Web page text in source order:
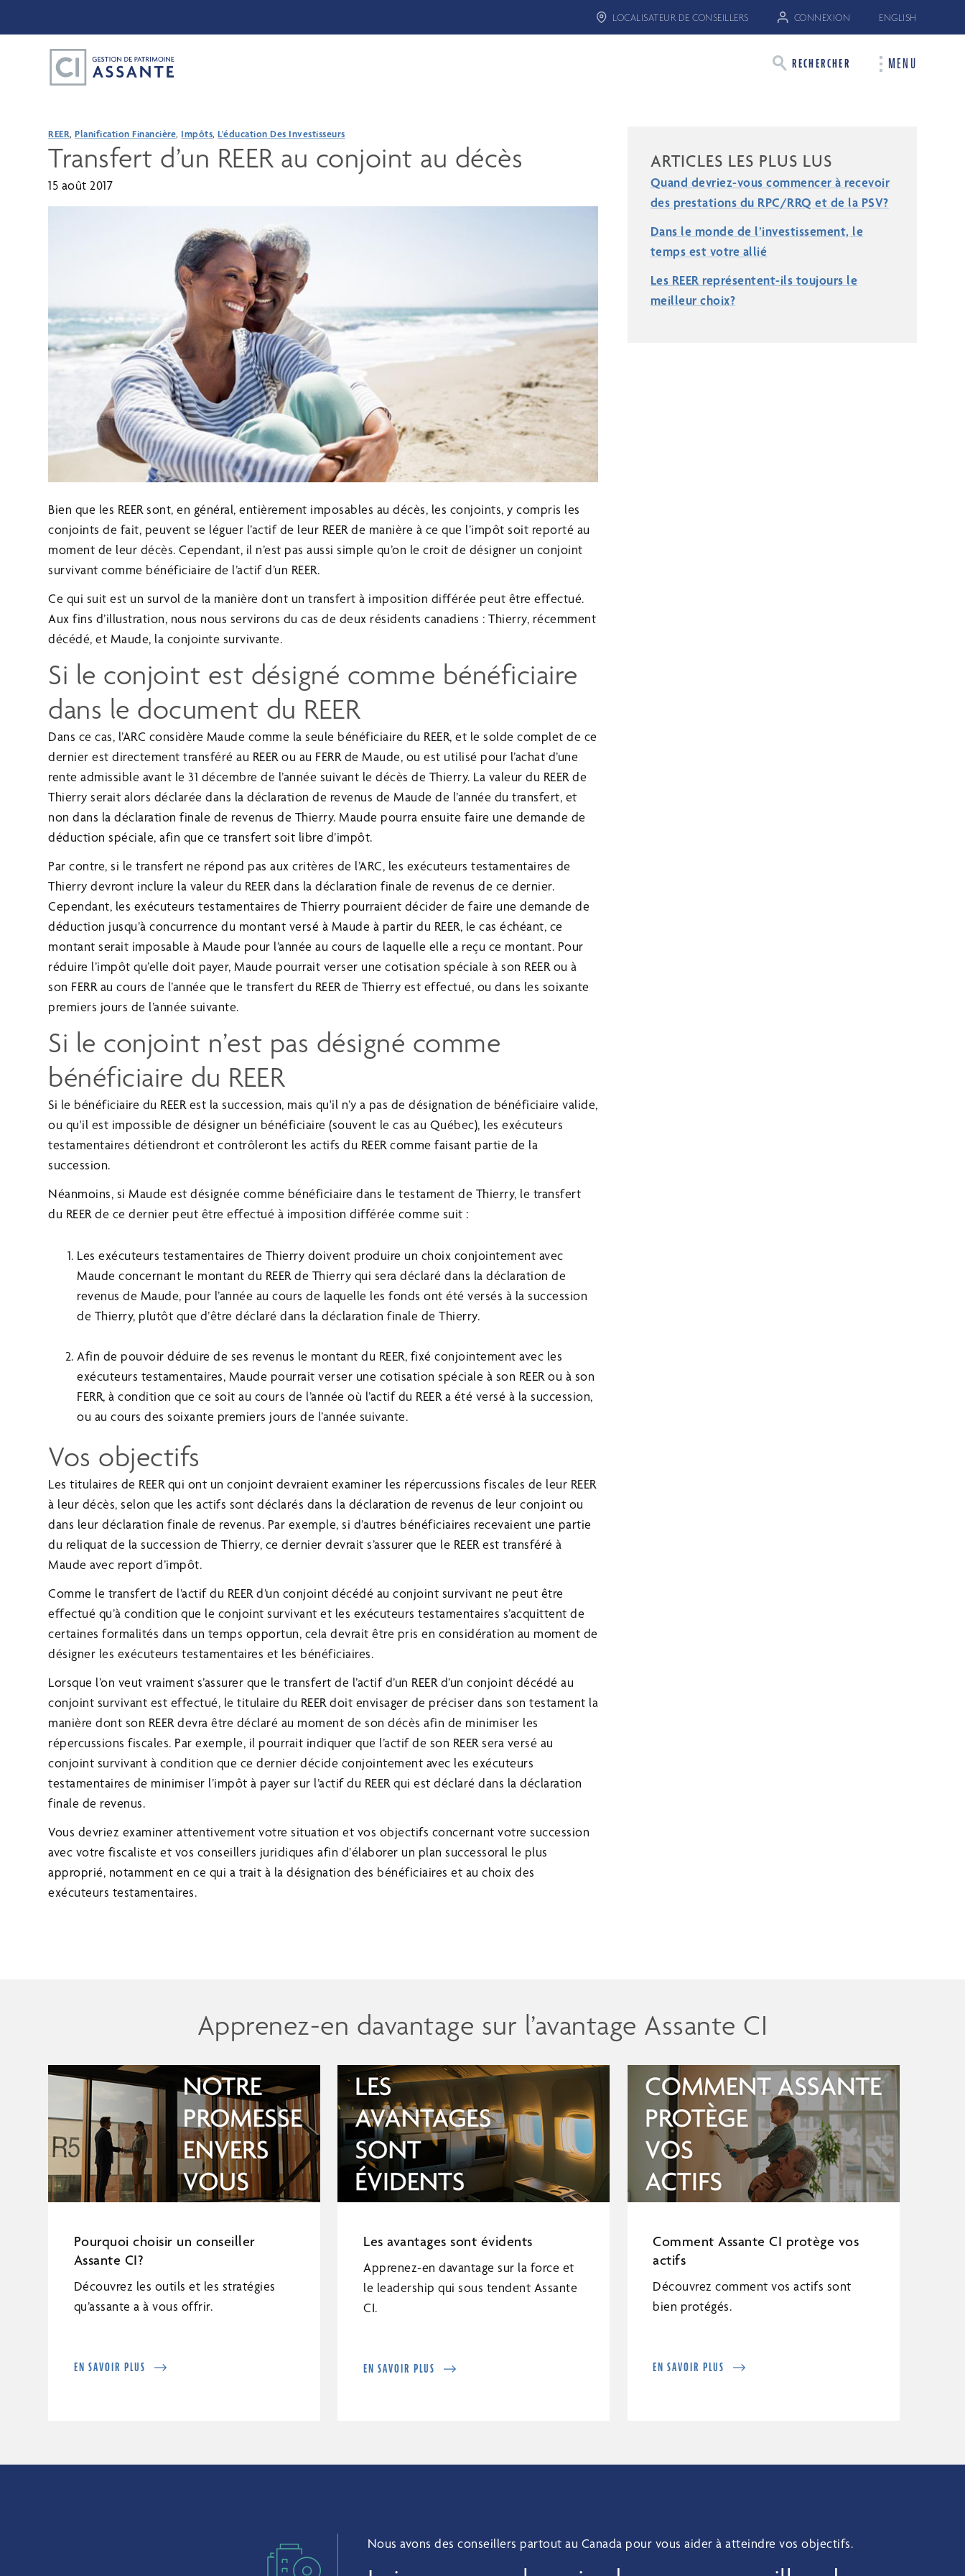
LOCALISATEUR DE CONSEILLERS CONNEXION ENGLISH
RECHERCHER MENU
REER,Planification Financière, Impôts,L'éducation Des Investisseurs
Transfert d’un REER au conjoint au décès
15 août 2017
Bien que les REER sont, en général, entièrement imposables au décès, les conjoints, y compris les
conjoints de fait, peuvent se léguer l’actif de leur REER de manière à ce que l’impôt soit reporté au
moment de leur décès. Cependant, il n’est pas aussi simple qu’on le croit de désigner un conjoint
survivant comme bénéficiaire de l’actif d’un REER.
Ce qui suit est un survol de la manière dont un transfert à imposition différée peut être effectué.
Aux fins d’illustration, nous nous servirons du cas de deux résidents canadiens : Thierry, récemment
décédé, et Maude, la conjointe survivante.
Si le conjoint est désigné comme bénéficiaire
dans le document du REER
Dans ce cas, l’ARC considère Maude comme la seule bénéficiaire du REER, et le solde complet de ce
dernier est directement transféré au REER ou au FERR de Maude, ou est utilisé pour l’achat d’une
rente admissible avant le 31 décembre de l’année suivant le décès de Thierry. La valeur du REER de
Thierry serait alors déclarée dans la déclaration de revenus de Maude de l’année du transfert, et
non dans la déclaration finale de revenus de Thierry. Maude pourra ensuite faire une demande de
déduction spéciale, afin que ce transfert soit libre d’impôt.
Par contre, si le transfert ne répond pas aux critères de l’ARC, les exécuteurs testamentaires de
Thierry devront inclure la valeur du REER dans la déclaration finale de revenus de ce dernier.
Cependant, les exécuteurs testamentaires de Thierry pourraient décider de faire une demande de
déduction jusqu’à concurrence du montant versé à Maude à partir du REER, le cas échéant, ce
montant serait imposable à Maude pour l’année au cours de laquelle elle a reçu ce montant. Pour
réduire l’impôt qu’elle doit payer, Maude pourrait verser une cotisation spéciale à son REER ou à
son FERR au cours de l’année que le transfert du REER de Thierry est effectué, ou dans les soixante
premiers jours de l’année suivante.
Si le conjoint n’est pas désigné comme
bénéficiaire du REER
Si le bénéficiaire du REER est la succession, mais qu'il n’y a pas de désignation de bénéficiaire valide,
ou qu'il est impossible de désigner un bénéficiaire (souvent le cas au Québec), les exécuteurs
testamentaires détiendront et contrôleront les actifs du REER comme faisant partie de la
succession.
Néanmoins, si Maude est désignée comme bénéficiaire dans le testament de Thierry, le transfert
du REER de ce dernier peut être effectué à imposition différée comme suit :
Les exécuteurs testamentaires de Thierry doivent produire un choix conjointement avec
Maude concernant le montant du REER de Thierry qui sera déclaré dans la déclaration de
revenus de Maude, pour l’année au cours de laquelle les fonds ont été versés à la succession
de Thierry, plutôt que d’être déclaré dans la déclaration finale de Thierry.
Afin de pouvoir déduire de ses revenus le montant du REER, fixé conjointement avec les
exécuteurs testamentaires, Maude pourrait verser une cotisation spéciale à son REER ou à son
FERR, à condition que ce soit au cours de l’année où l’actif du REER a été versé à la succession,
ou au cours des soixante premiers jours de l’année suivante.
Vos objectifs
Les titulaires de REER qui ont un conjoint devraient examiner les répercussions fiscales de leur REER
à leur décès, selon que les actifs sont déclarés dans la déclaration de revenus de leur conjoint ou
dans leur déclaration finale de revenus. Par exemple, si d’autres bénéficiaires recevaient une partie
du reliquat de la succession de Thierry, ce dernier devrait s’assurer que le REER est transféré à
Maude avec report d’impôt.
Comme le transfert de l’actif du REER d’un conjoint décédé au conjoint survivant ne peut être
effectué qu’à condition que le conjoint survivant et les exécuteurs testamentaires s’acquittent de
certaines formalités dans un temps opportun, cela devrait être pris en considération au moment de
désigner les exécuteurs testamentaires et les bénéficiaires.
Lorsque l’on veut vraiment s’assurer que le transfert de l’actif d’un REER d’un conjoint décédé au
conjoint survivant est effectué, le titulaire du REER doit envisager de préciser dans son testament la
manière dont son REER devra être déclaré au moment de son décès afin de minimiser les
répercussions fiscales. Par exemple, il pourrait indiquer que l’actif de son REER sera versé au
conjoint survivant à condition que ce dernier décide conjointement avec les exécuteurs
testamentaires de minimiser l’impôt à payer sur l’actif du REER qui est déclaré dans la déclaration
finale de revenus.
Vous devriez examiner attentivement votre situation et vos objectifs concernant votre succession
avec votre fiscaliste et vos conseillers juridiques afin d’élaborer un plan successoral le plus
approprié, notamment en ce qui a trait à la désignation des bénéficiaires et au choix des
exécuteurs testamentaires.
ARTICLES LES PLUS LUS
Quand devriez-vous commencer à recevoir
des prestations du RPC/RRQ et de la PSV?
Dans le monde de l’investissement, le
temps est votre allié
Les REER représentent-ils toujours le
meilleur choix?
Apprenez-en davantage sur l’avantage Assante CI
Pourquoi choisir un conseiller
Assante CI?
Découvrez les outils et les stratégies
qu’assante a à vous offrir.
EN SAVOIR PLUS
Les avantages sont évidents
Apprenez-en davantage sur la force et
le leadership qui sous tendent Assante
CI.
EN SAVOIR PLUS
Comment Assante CI protège vos
actifs
Découvrez comment vos actifs sont
bien protégés.
EN SAVOIR PLUS
Nous avons des conseillers partout au Canada pour vous aider à atteindre vos objectifs.